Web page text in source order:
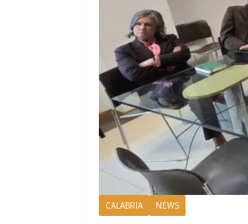
CALABRIA NEWS